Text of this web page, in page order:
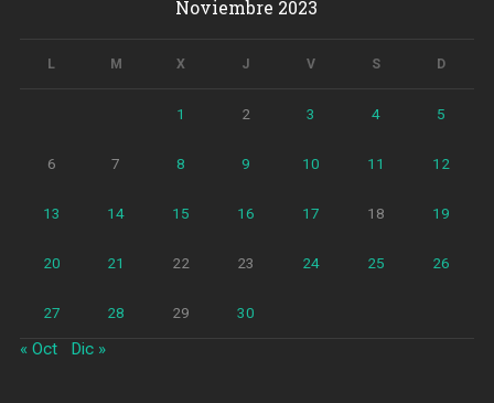
Noviembre 2023
L M X J V S D
1 2 3 4 5
6 7 8 9 10 11 12
13 14 15 16 17 18 19
20 21 22 23 24 25 26
27 28 29 30
« Oct Dic »